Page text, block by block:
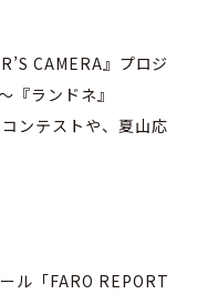
CAMERA』プロジ
『ランドネ』
ンテストや、夏山応
ル「FARO REPORT